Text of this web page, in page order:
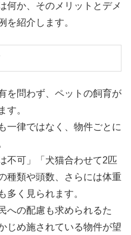
何か、そのメリットとデメ
を紹介します。
を問わず、ペットの飼育が
す。
一律ではなく、物件ごとに
不可」「犬猫合わせて2匹
種類や頭数、さらには体重
多く見られます。
への配慮も求められるた
じめ施されている物件が望